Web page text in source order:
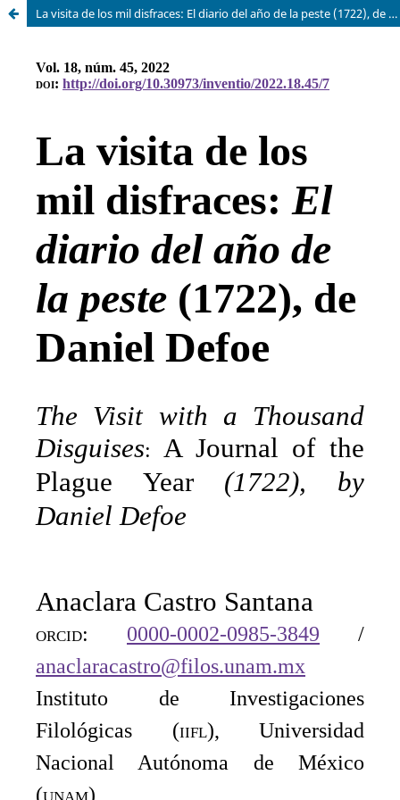
La visita de los mil disfraces: El diario del año de la peste (1722), de Daniel Defoe